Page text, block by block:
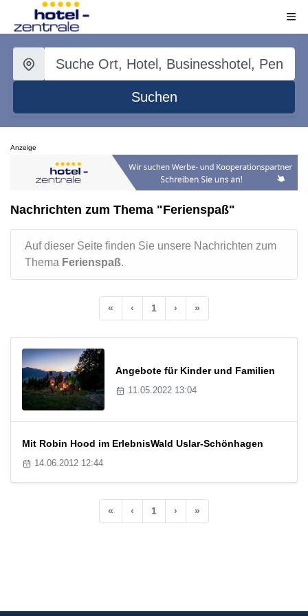
Suchen
Anzeige
Nachrichten zum Thema "Ferienspaß"
Auf dieser Seite finden Sie unsere Nachrichten zum
Thema Ferienspaß.
« ‹ 1 › »
Angebote für Kinder und Familien
11.05.2022 13:04
Mit Robin Hood im ErlebnisWald Uslar-Schönhagen
14.06.2012 12:44
« ‹ 1 › »